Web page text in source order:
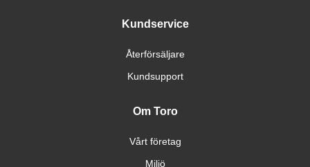
Kundservice
Återförsäljare
Kundsupport
Om Toro
Vårt företag
Miljö